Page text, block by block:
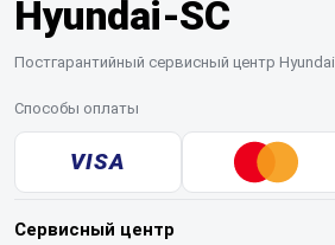
Hyundai-SC
Постгарантийный сервисный центр Hyundai
Способы оплаты
VISA
Сервисный центр